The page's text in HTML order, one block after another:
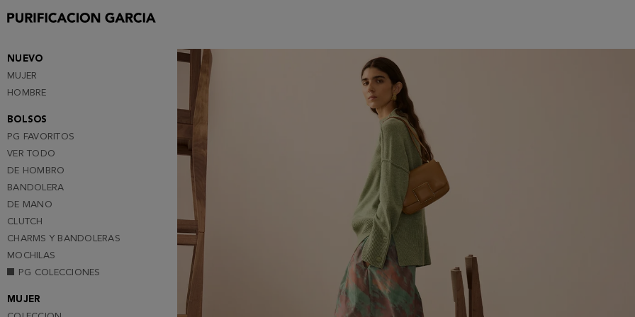
Purificacion
NUEVO
MUJER
HOMBRE
BOLSOS
PG FAVORITOS
VER TODO
DE HOMBRO
BANDOLERA
DE MANO
CLUTCH
CHARMS Y BANDOLERAS
MOCHILAS
PG COLECCIONES
MUJER